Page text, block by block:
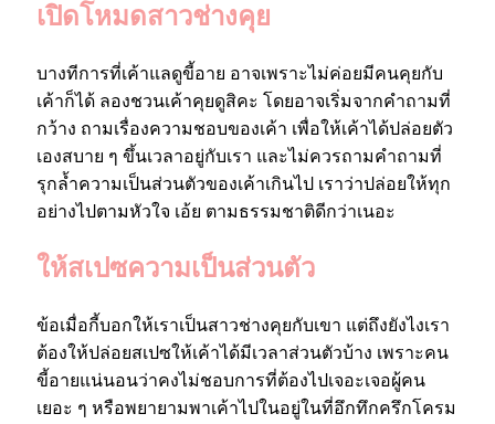
เปิดโหมดสาวช่างคุย
บางทีการที่เค้าแลดูขี้อาย อาจเพราะไม่ค่อยมีคนคุยกับ
เค้าก็ได้ ลองชวนเค้าคุยดูสิคะ โดยอาจเริ่มจากคำถามที่
กว้าง ถามเรื่องความชอบของเค้า เพื่อให้เค้าได้ปล่อยตัว
เองสบาย ๆ ขึ้นเวลาอยู่กับเรา และไม่ควรถามคำถามที่
รุกล้ำความเป็นส่วนตัวของเค้าเกินไป เราว่าปล่อยให้ทุก
อย่างไปตามหัวใจ เอ้ย ตามธรรมชาติดีกว่าเนอะ
ให้สเปซความเป็นส่วนตัว
ข้อเมื่อกี้บอกให้เราเป็นสาวช่างคุยกับเขา แต่ถึงยังไงเรา
ต้องให้ปล่อยสเปซให้เค้าได้มีเวลาส่วนตัวบ้าง เพราะคน
ขี้อายแน่นอนว่าคงไม่ชอบการที่ต้องไปเจอะเจอผู้คน
เยอะ ๆ หรือพยายามพาเค้าไปในอยู่ในที่อึกทึกครึกโครม